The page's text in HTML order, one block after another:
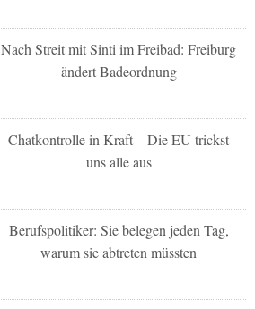
Nach Streit mit Sinti im Freibad: Freiburg
ändert Badeordnung
Chatkontrolle in Kraft – Die EU trickst
uns alle aus
Berufspolitiker: Sie belegen jeden Tag,
warum sie abtreten müssten